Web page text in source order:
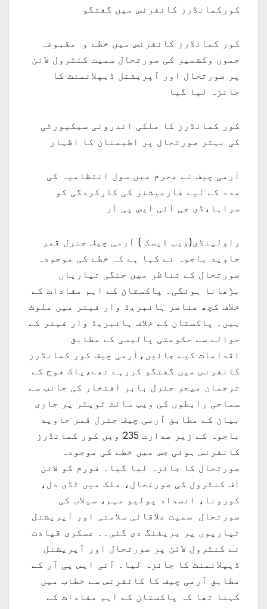
کورکمانڈرز کانفرنس میں گفتگو
کور کمانڈرز کانفرنس میں خطے و مقبوضہ
جموں وکشمیر کی صورتحال سمیت کنٹرول لائن
پر صورتحال اور آپریشنل ڈیپلائمنٹ کا
جائزہ لیا گیا
کور کمانڈرز کا ملکی اندرونی سیکیورٹی
کی بہتر صورتحال پر اطیمنان کا اظہار
آرمی چیف نے محرم میں سول انتظامیہ کی
مدد کے لیے فارمیشنز کی کارکردگی کو
سراہا،ڈی جی آئی ایس پی آر
راولپنڈی(ویب ڈیسک ) آرمی چیف جنرل قمر
جاوید باجوہ نے کہا ہے کہ خطے کی موجودہ
صورتحال کے تناظر میں جنگی تیاریاں
بڑھانا ہونگی۔ پاکستان کے اہم مفادات کے
خلاف کچھ عناصر ہائبریڈ وار فیئر میں ملوث
ہیں۔ پاکستان کے خلاف ہائبریڈ وار فیئر کے
حوالے سے حکومتی پالیسی کے مطابق
اقدامات کیے جائیں،آرمی چیف کور کمانڈرز
کانفرنس میں گفتگو کررہے تھے،پاک فوج کے
ترجمان میجر جنرل بابر افتخار کی جانب سے
سماجی رابطوں کی ویب سائٹ ٹویٹر پر جاری
بیان کے مطابق آرمی چیف جنرل قمر جاوید
باجوہ کے زیر صدارت 235 ویں کور کمانڈرز
کانفرنس ہوئی جس میں خطے کی موجودہ
صورتحال کا جائزہ لیا گیا۔ فورم کو لائن
آف کنٹرول کی صورتحال، ملک میں ٹڈی دل،
کورونا، انسداد پولیو مہم، سیلاب کی
صورتحال سمیت علاقائی سلامتی اور آپریشنل
تیاریوں پر بریفنگ دی گئی۔۔ عسکری قیادت
نے کنٹرول لائن پر صورتحال اور آپریشنل
ڈیپلائمنٹ کا جائزہ لیا۔ آئی ایس پی آر کے
مطابق آرمی چیف کا کانفرنس سے خطاب میں
کہنا تھا کہ پاکستان کے اہم مفادات کے